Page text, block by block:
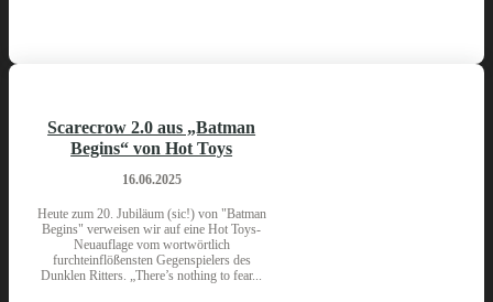
Scarecrow 2.0 aus „Batman
Begins“ von Hot Toys
16.06.2025
Heute zum 20. Jubiläum (sic!) von "Batman
Begins" verweisen wir auf eine Hot Toys-
Neuauflage vom wortwörtlich
furchteinflößensten Gegenspielers des
Dunklen Ritters. „There’s nothing to fear...